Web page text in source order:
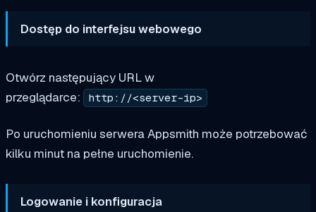
Dostęp do interfejsu webowego
Otwórz następujący URL w
przeglądarce:
http://<server-ip>
Po uruchomieniu serwera Appsmith może potrzebować
kilku minut na pełne uruchomienie.
Logowanie i konfiguracja